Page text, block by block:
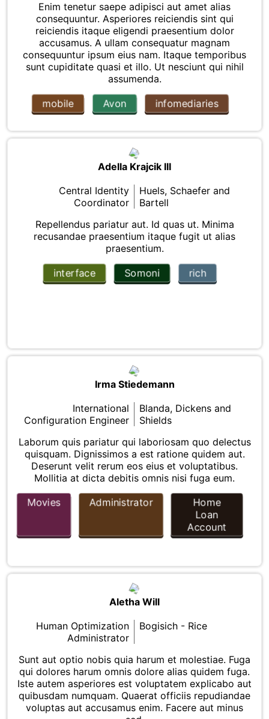
Enim tenetur saepe adipisci aut amet alias
consequuntur. Asperiores reiciendis sint qui
reiciendis itaque eligendi praesentium dolor
accusamus. A ullam consequatur magnam
consequuntur ipsum eius nam. Itaque temporibus
sunt cupiditate quasi et illo. Ut nesciunt qui nihil
assumenda.
mobile Avon infomediaries
Adella Krajcik III
Central Identity
Coordinator
Huels, Schaefer and
Bartell
Repellendus pariatur aut. Id quas ut. Minima
recusandae praesentium itaque fugit ut alias
praesentium.
interface Somoni rich
Irma Stiedemann
International
Configuration Engineer
Blanda, Dickens and
Shields
Laborum quis pariatur qui laboriosam quo delectus
quisquam. Dignissimos a est ratione quidem aut.
Deserunt velit rerum eos eius et voluptatibus.
Mollitia at dicta debitis omnis nisi fuga eum.
Movies Administrator
Home
Loan
Account
Aletha Will
Human Optimization
Administrator
Bogisich - Rice
Sunt aut optio nobis quia harum et molestiae. Fuga
qui dolores harum omnis dolore alias quidem fuga.
Iste autem asperiores est voluptatem explicabo aut
quibusdam numquam. Quaerat officiis repudiandae
voluptas aut accusamus enim. Facere aut minus